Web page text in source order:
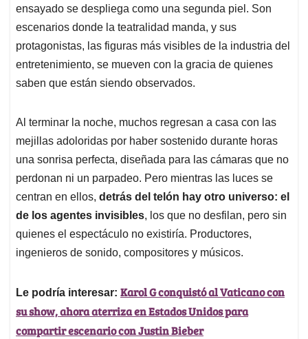
p
p
o
k
I
n
s
ensayado se despliega como una segunda piel. Son
escenarios donde la teatralidad manda, y sus
protagonistas, las figuras más visibles de la industria del
entretenimiento, se mueven con la gracia de quienes
saben que están siendo observados.
Al terminar la noche, muchos regresan a casa con las
mejillas adoloridas por haber sostenido durante horas
una sonrisa perfecta, diseñada para las cámaras que no
perdonan ni un parpadeo. Pero mientras las luces se
centran en ellos, detrás del telón hay otro universo: el
de los agentes invisibles, los que no desfilan, pero sin
quienes el espectáculo no existiría. Productores,
ingenieros de sonido, compositores y músicos.
Le podría interesar: Karol G conquistó al Vaticano con
su show, ahora aterriza en Estados Unidos para
compartir escenario con Justin Bieber